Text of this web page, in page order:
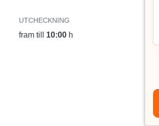
UTCHECKNING
fram till 10:00h